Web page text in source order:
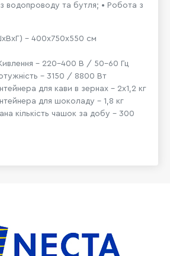
водопроводу та бутля; • Робота з
- 400х750х550 см
- 220-400 В / 50-60 Гц
- 3150 / 8800 Вт
для кави в зернах - 2х1,2 кг
для шоколаду - 1,8 кг
кількість чашок за добу - 300